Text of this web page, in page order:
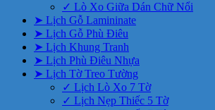
✓ Lò Xo Giữa Dán Chữ Nổi
➤ Lịch Gỗ Lamininate
➤ Lịch Gỗ Phù Điêu
➤ Lịch Khung Tranh
➤ Lịch Phù Điêu Nhựa
➤ Lịch Tờ Treo Tường
✓ Lịch Lò Xo 7 Tờ
✓ Lịch Nẹp Thiếc 5 Tờ